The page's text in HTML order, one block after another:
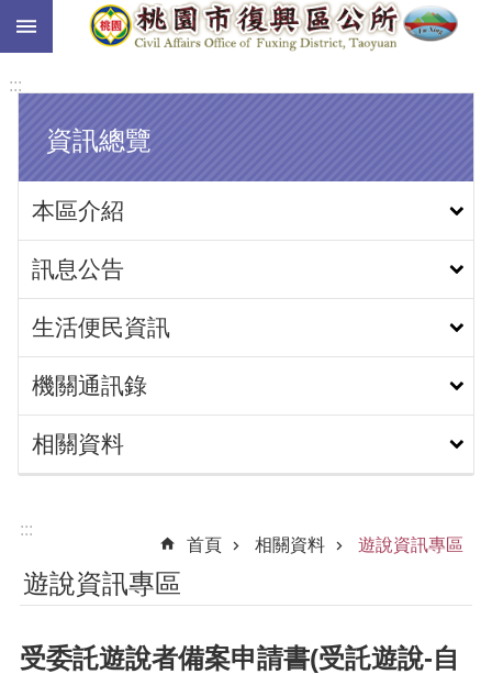
跳到主要內容區塊
:::
資訊總覽
本區介紹
訊息公告
生活便民資訊
機關通訊錄
相關資料
:::
首頁
相關資料 遊說資訊專區
遊說資訊專區
受委託遊說者備案申請書(受託遊說-自